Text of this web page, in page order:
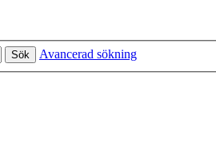
Sök Avancerad sökning